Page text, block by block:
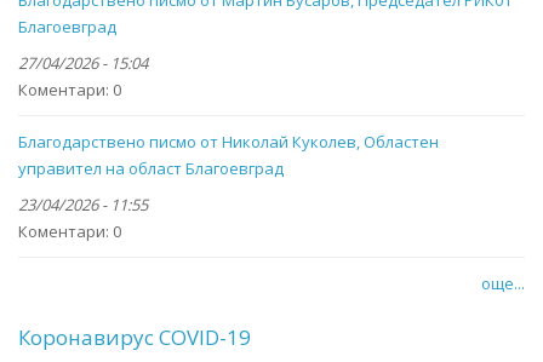
Благоевград
27/04/2026 - 15:04
Коментари: 0
Благодарствено писмо от Николай Куколев, Областен
управител на област Благоевград
23/04/2026 - 11:55
Коментари: 0
още...
Коронавирус COVID-19